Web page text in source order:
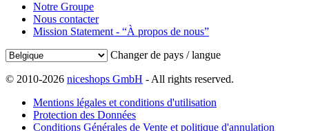
Notre Groupe
Nous contacter
Mission Statement - “À propos de nous”
Changer de pays / langue
© 2010-2026 niceshops GmbH - All rights reserved.
Mentions légales et conditions d'utilisation
Protection des Données
Conditions Générales de Vente et politique d'annulation